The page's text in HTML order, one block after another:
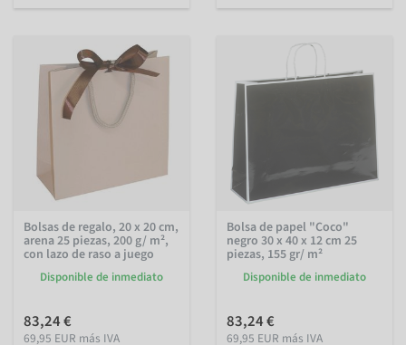
Bolsas de regalo, 20 x 20 cm,
arena 25 piezas, 200 g/ m²,
con lazo de raso a juego
Disponible de inmediato
83,24 €
69,95 EUR más IVA
Bolsa de papel "Coco"
negro 30 x 40 x 12 cm 25
piezas, 155 gr/ m²
Disponible de inmediato
83,24 €
69,95 EUR más IVA